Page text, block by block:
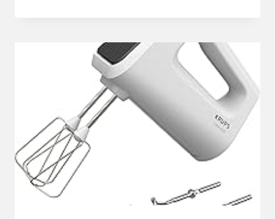
HANDMIXER,
750
WATT,
GESCHWINDIGKEITSREGLER,
TURBOMODUS,